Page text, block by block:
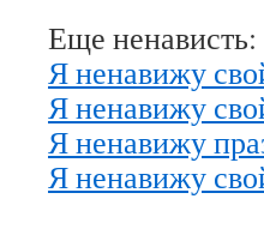
Еще ненависть:
Я ненавижу
Я ненавижу
Я ненавижу
Я ненавижу